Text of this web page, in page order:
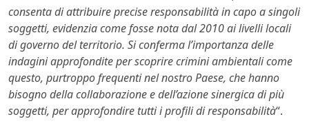
consenta di attribuire precise responsabilità in capo a singoli
soggetti, evidenzia come fosse nota dal 2010 ai livelli locali
di governo del territorio. Si conferma l’importanza delle
indagini approfondite per scoprire crimini ambientali come
questo, purtroppo frequenti nel nostro Paese, che hanno
bisogno della collaborazione e dell’azione sinergica di più
soggetti, per approfondire tutti i profili di responsabilità“.